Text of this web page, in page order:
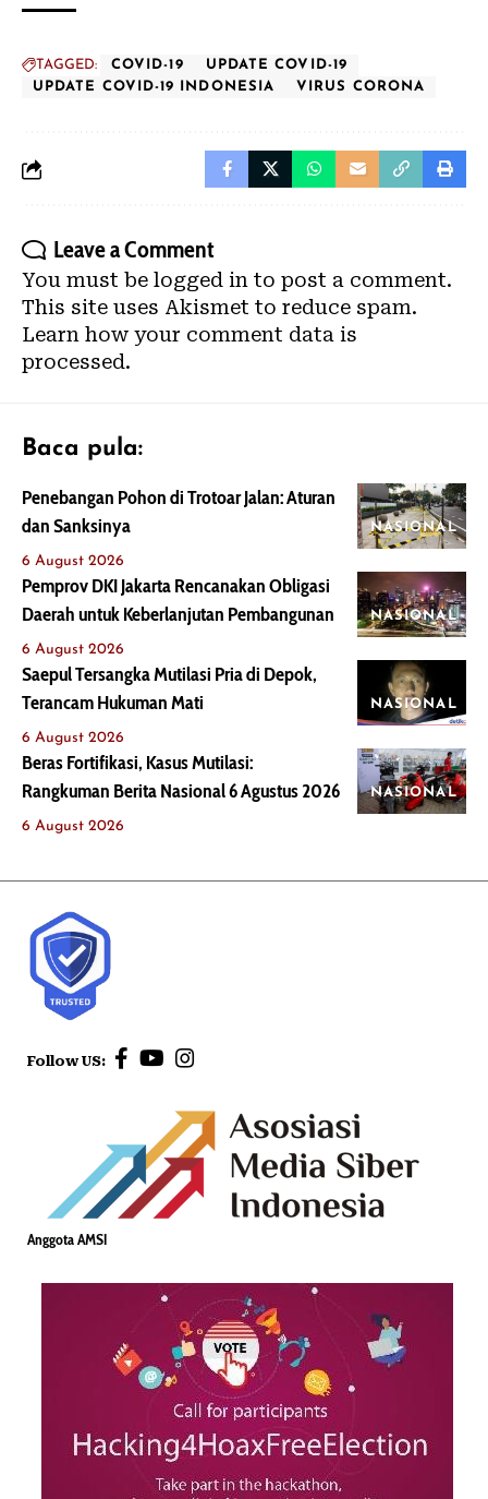
TAGGED: COVID-19
UPDATE COVID-19
UPDATE COVID-19 INDONESIA
VIRUS CORONA
Leave a Comment
You must be logged in to post a comment.
This site uses Akismet to reduce spam.
Learn how your comment data is
processed.
Baca pula:
NASIONAL
Penebangan Pohon di Trotoar Jalan: Aturan
dan Sanksinya
6 August 2026
NASIONAL
Pemprov DKI Jakarta Rencanakan Obligasi
Daerah untuk Keberlanjutan Pembangunan
6 August 2026
NASIONAL
Saepul Tersangka Mutilasi Pria di Depok,
Terancam Hukuman Mati
6 August 2026
NASIONAL
Beras Fortifikasi, Kasus Mutilasi:
Rangkuman Berita Nasional 6 Agustus 2026
6 August 2026
Follow US:
Anggota AMSI